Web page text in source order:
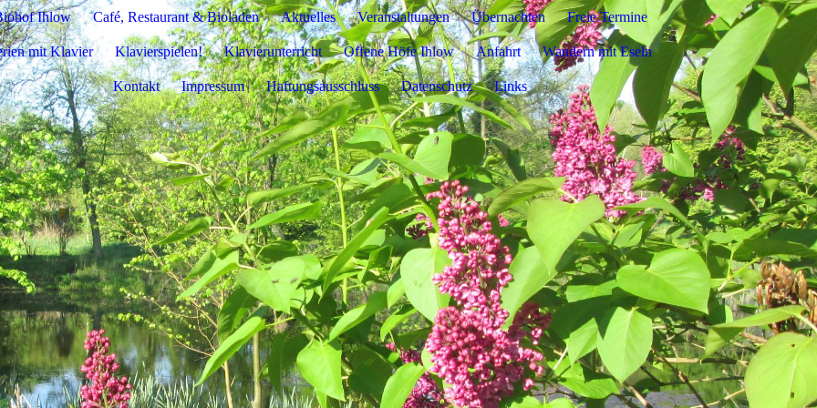
Ihlow Café, Restaurant & Bioladen Aktuelles Veranstaltungen Übernachten Freie Termine
mit Klavier Klavierspielen! Klavierunterricht Offene Höfe Ihlow Anfahrt Wandern mit Eseln
Kontakt Impressum Haftungsausschluss Datenschutz Links